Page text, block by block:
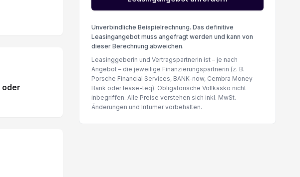
oder
Unverbindliche Beispielrechnung. Das definitive
Leasingangebot muss angefragt werden und kann von
dieser Berechnung abweichen.
Leasinggeberin und Vertragspartnerin ist – je nach
Angebot – die jeweilige Finanzierungspartnerin (z. B.
Porsche Financial Services, BANK-now, Cembra Money
Bank oder lease-teq). Obligatorische Vollkasko nicht
inbegriffen. Alle Preise verstehen sich inkl. MwSt.
Änderungen und Irrtümer vorbehalten.